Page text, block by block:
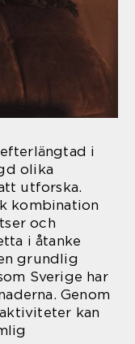
i
olika
utforska.
kombination
och
i åtanke
grundlig
Sverige har
Genom
kan